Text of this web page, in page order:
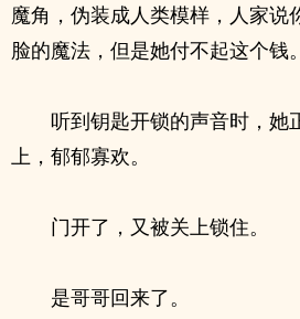
魔角，伪装成人类模样，人家说
脸的魔法，但是她付不起这个钱。
听到钥匙开锁的声音时，她
上，郁郁寡欢。
门开了，又被关上锁住。
是哥哥回来了。